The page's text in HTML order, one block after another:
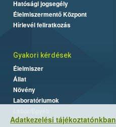
Adatkezelési tájékoztatónkban
Hatósági jogsegély
Élelmiszermentő Központ
Hírlevél feliratkozás
Gyakori kérdések
Élelmiszer
Állat
Növény
Laboratóriumok